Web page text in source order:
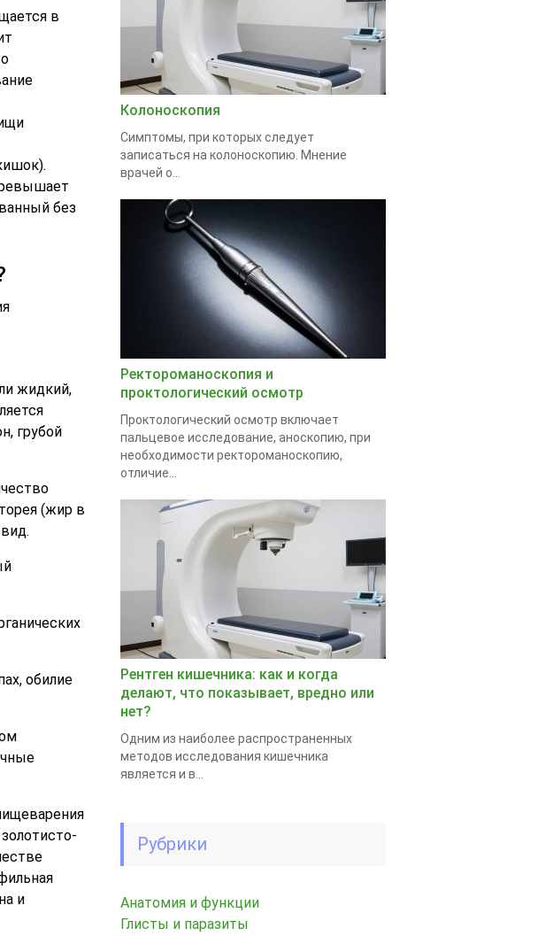
в
без
жидкий,
грубой
(жир в
обилие
и
Колоноскопия
Симптомы, при которых следует
записаться на колоноскопию. Мнение
врачей о...
Ректороманоскопия и
проктологический осмотр
Проктологический осмотр включает
пальцевое исследование, аноскопию, при
необходимости ректороманоскопию,
отличие...
Рентген кишечника: как и когда
делают, что показывает, вредно или
нет?
Одним из наиболее распространенных
методов исследования кишечника
является и в...
Рубрики
Анатомия и функции
Глисты и паразиты